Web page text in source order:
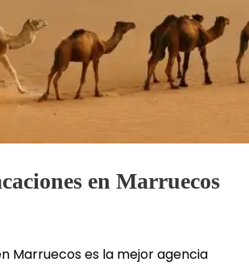
en Marruecos
Marruecos es la mejor agencia